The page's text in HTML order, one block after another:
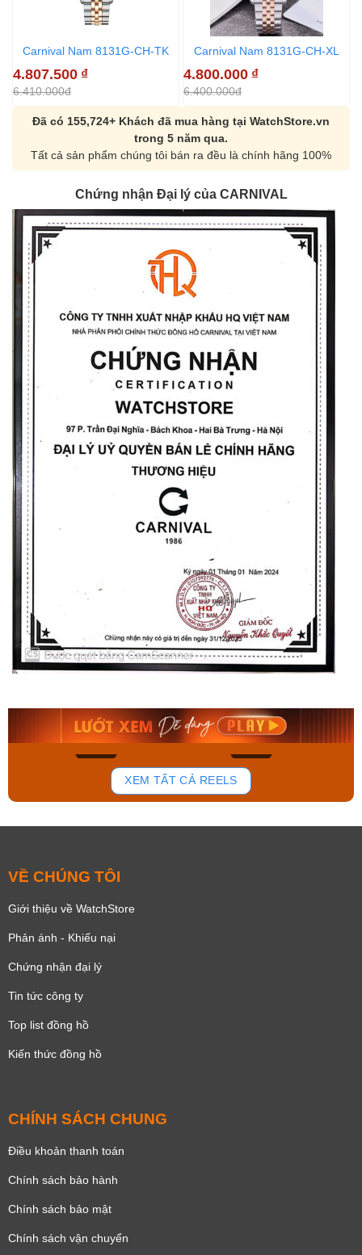
Carnival Nam 8131G-CH-TK
4.807.500 ₫
6.410.000đ
Carnival Nam 8131G-CH-XL
4.800.000 ₫
6.400.000đ
Đã có 155,724+ Khách đã mua hàng tại WatchStore.vn
trong 5 năm qua.
Tất cả sản phẩm chúng tôi bán ra đều là chính hãng 100%
Chứng nhận Đại lý của CARNIVAL
159
Orient Nam RA-
Mua ngay
Casio Nam MTS-
Mua ngay
XEM TẤT CẢ REELS
VỀ CHÚNG TÔI
Giới thiệu về WatchStore
Phản ánh - Khiếu nại
Chứng nhận đại lý
Tin tức công ty
Top list đồng hồ
Kiến thức đồng hồ
CHÍNH SÁCH CHUNG
Điều khoản thanh toán
Chính sách bảo hành
Chính sách bảo mật
Chính sách vận chuyển